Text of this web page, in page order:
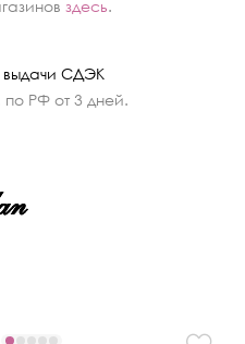
здесь.
выдачи СДЭК
РФ от 3 дней.